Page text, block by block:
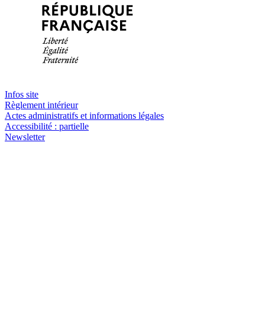
Infos site
Règlement intérieur
Actes administratifs et informations légales
Accessibilité : partielle
Newsletter